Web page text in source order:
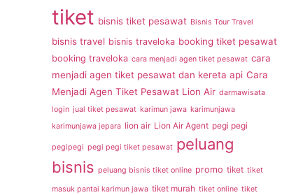
tiket bisnis tiket pesawat Bisnis Tour Travel
bisnis travel bisnis traveloka booking tiket pesawat
booking traveloka cara menjadi agen tiket pesawat cara
menjadi agen tiket pesawat dan kereta api Cara
Menjadi Agen Tiket Pesawat Lion Air darmawisata
login jual tiket pesawat karimun jawa karimunjawa
karimunjawa jepara lion air Lion Air Agent pegi pegi
pegipegi pegi pegi tiket pesawat peluang
bisnis peluang bisnis tiket online promo tiket tiket
masuk pantai karimun jawa tiket murah tiket online tiket